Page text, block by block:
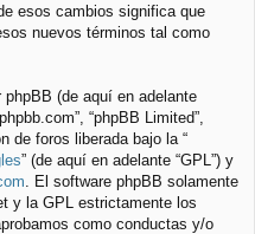
esos cambios significa que
nuevos términos tal como
(de aquí en adelante
“phpBB Limited”,
de foros liberada bajo la “
” (de aquí en adelante “GPL”) y
. El software phpBB solamente
y la GPL estrictamente los
como conductas y/o